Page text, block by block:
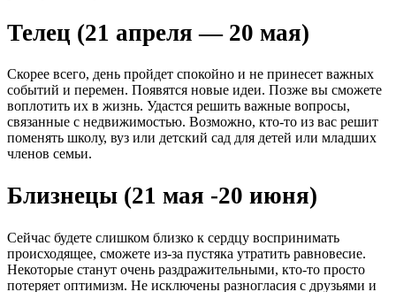
Телец (21 апреля — 20 мая)
Скорее всего, день пройдет спокойно и не принесет важных
событий и перемен. Появятся новые идеи. Позже вы сможете
воплотить их в жизнь. Удастся решить важные вопросы,
связанные с недвижимостью. Возможно, кто-то из вас решит
поменять школу, вуз или детский сад для детей или младших
членов семьи.
Близнецы (21 мая -20 июня)
Сейчас будете слишком близко к сердцу воспринимать
происходящее, сможете из-за пустяка утратить равновесие.
Некоторые станут очень раздражительными, кто-то просто
потеряет оптимизм. Не исключены разногласия с друзьями и